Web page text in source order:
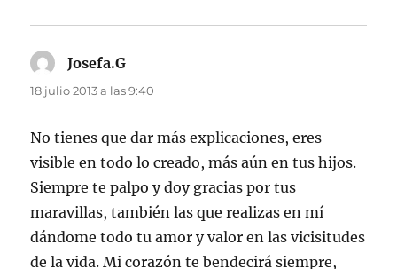
Josefa.G
18 julio 2013 a las 9:40
No tienes que dar más explicaciones, eres
visible en todo lo creado, más aún en tus hijos.
Siempre te palpo y doy gracias por tus
maravillas, también las que realizas en mí
dándome todo tu amor y valor en las vicisitudes
de la vida. Mi corazón te bendecirá siempre,